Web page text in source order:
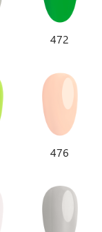
472
476